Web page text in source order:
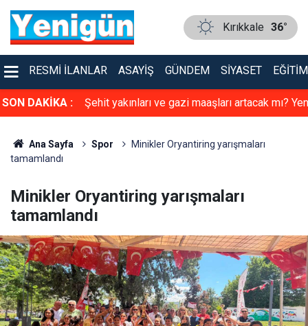
Kırıkkale 36°
RESMI İLANLAR ASAYIŞ GÜNDEM SIYASET EĞITIM
SON DAKİKA : Şehit yakınları ve gazi maaşları artacak mı?
Ana Sayfa Spor
Minikler Oryantiring yarışmaları
tamamlandı
Minikler Oryantiring yarışmaları
tamamlandı